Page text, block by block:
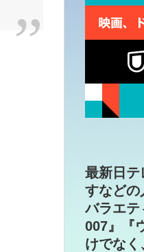
最新日テ
すなどの
バラエテ
007』『
けでなく